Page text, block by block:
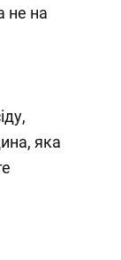
не на
яка